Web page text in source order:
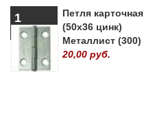
1
Петля карточная
(50х36 цинк)
Металлист (300)
20,00 руб.